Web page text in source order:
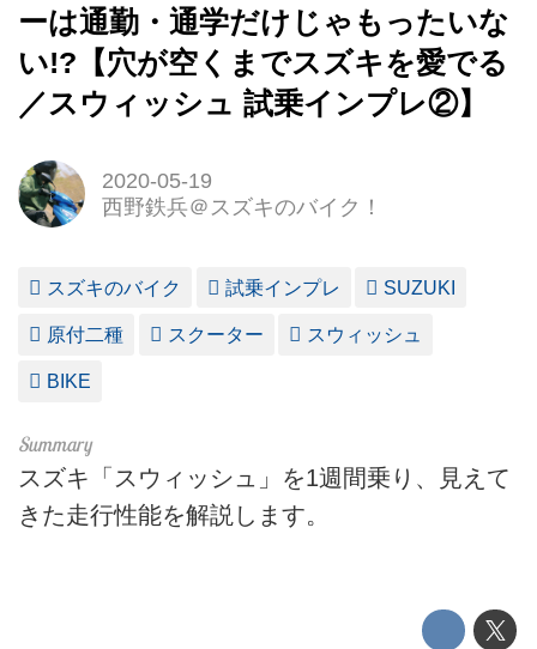
ーは通勤・通学だけじゃもったいな
い!?【穴が空くまでスズキを愛でる
／スウィッシュ 試乗インプレ②】
2020-05-19
西野鉄兵＠スズキのバイク！
スズキのバイク 試乗インプレ SUZUKI
原付二種 スクーター スウィッシュ
BIKE
スズキ「スウィッシュ」を1週間乗り、見えて
きた走行性能を解説します。